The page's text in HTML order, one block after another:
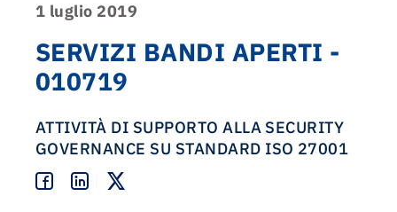
1 luglio 2019
SERVIZI BANDI APERTI -
010719
ATTIVITÀ DI SUPPORTO ALLA SECURITY
GOVERNANCE SU STANDARD ISO 27001